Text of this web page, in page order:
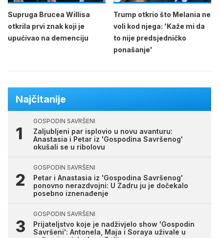
Supruga Brucea Willisa
otkrila prvi znak koji je
upućivao na demenciju
Trump otkrio što Melania ne
voli kod njega: 'Kaže mi da
to nije predsjedničko
ponašanje'
Najčitanije
GOSPODIN SAVRŠENI
Zaljubljeni par isplovio u novu avanturu:
Anastasia i Petar iz 'Gospodina Savršenog'
okušali se u ribolovu
GOSPODIN SAVRŠENI
Petar i Anastasia iz 'Gospodina Savršenog'
ponovno nerazdvojni: U Zadru ju je dočekalo
posebno iznenađenje
GOSPODIN SAVRŠENI
Prijateljstvo koje je nadživjelo show 'Gospodin
Savršeni': Antonela, Maja i Soraya uživale u